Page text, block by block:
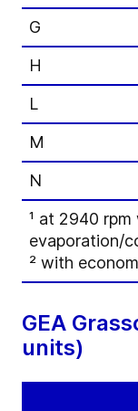
G
H
L
M
N
¹ at 2940
evaporation/
² with
GEA
units)